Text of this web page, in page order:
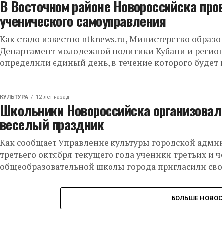
В Восточном районе Новороссийска
ученического самоуправления
Как стало известно ntknews.ru, Министерство
Департамент молодежной политики Кубани и
определили единый день, в течение которого будет
КУЛЬТУРА 12 лет назад
Школьники Новороссийска
веселый праздник
Как сообщает Управление культуры городской
третьего октября текущего года ученики третьих и
общеобразовательной школы города пригласили
БОЛЬШЕ